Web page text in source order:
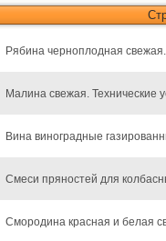
Рябина черноплодная
Малина свежая. Технические
Вина виноградные
Смеси пряностей для
Смородина красная и белая